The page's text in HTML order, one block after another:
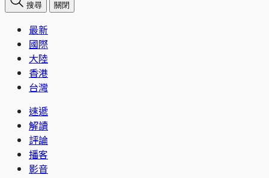
搜尋 關閉
最新
國際
大陸
香港
台灣
速遞
解讀
評論
播客
影音